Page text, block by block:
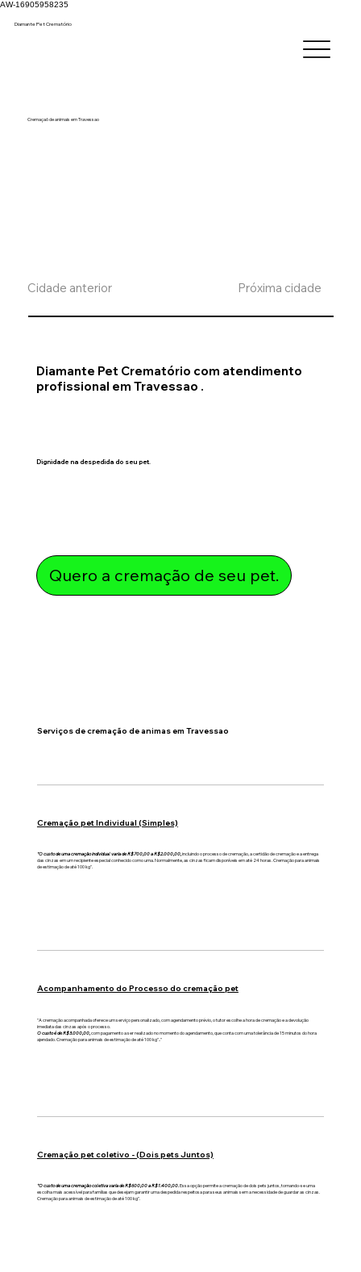
AW-16905958235
Diamante Pet Crematório
Cremaçaõ de animais em Travessao
Cidade anterior Próxima cidade
Diamante Pet Crematório com atendimento
profissional em Travessao .
Dignidade na despedida do seu pet.
Quero a cremação de seu pet.
Serviços de cremação de animas em Travessao
Cremação pet Individual (Simples)
"O custo de uma cremação individual varia de R$700,00 a R$2.000,00, incluindo o processo de cremação, a certidão de cremação e a entrega
das cinzas em um recipiente especial conhecido como urna. Normalmente, as cinzas ficam disponíveis em até 24 horas. Cremação para animais
de estimação de até 100 kg".
Acompanhamento do Processo do cremação pet
"A cremação acompanhada oferece um serviço personalizado, com agendamento prévio, o tutor escolhe a hora de cremação e a devolução
imediata das cinzas após o processo.
O custo é de R$3.000,00, com pagamento a ser realizado no momento do agendamento, que conta com uma tolerância de 15 minutos do hora
ajendado. Cremação para animais de estimação de até 100 kg".."
Cremação pet coletivo - (Dois pets Juntos)
"O custo de uma cremação coletiva varia de R$600,00 a R$1.400,00. Essa opção permite a cremação de dois pets juntos, tornando-se uma
escolha mais acessível para famílias que desejam garantir uma despedida respeitosa para seus animais sem a necessidade de guardar as cinzas.
Cremação para animais de estimação de até 100 kg".